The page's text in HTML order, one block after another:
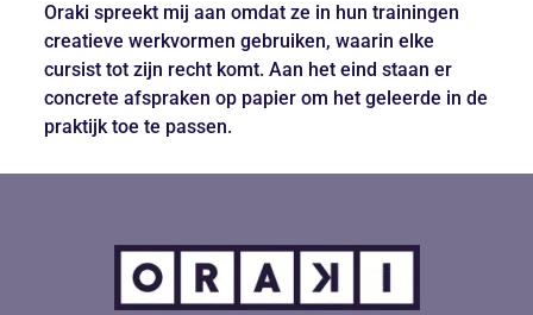
Oraki spreekt mij aan omdat ze in hun trainingen
creatieve werkvormen gebruiken, waarin elke
cursist tot zijn recht komt. Aan het eind staan er
concrete afspraken op papier om het geleerde in de
praktijk toe te passen.